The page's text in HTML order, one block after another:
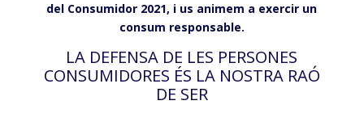
del Consumidor 2021, i us animem a exercir un
consum responsable.
LA DEFENSA DE LES PERSONES
CONSUMIDORES ÉS LA NOSTRA RAÓ
DE SER